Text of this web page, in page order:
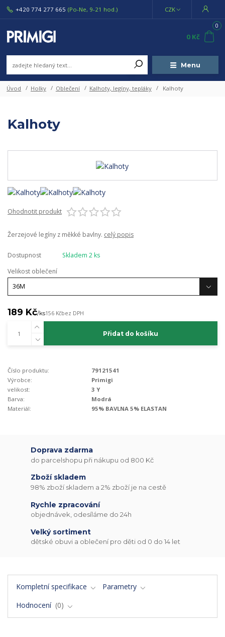
Menu
CZK
+420 774 277 665 (Po-Ne, 9-21 hod.)
0
0 Kč
Úvod Holky Oblečení Kalhoty, legíny, tepláky Kalhoty
Kalhoty
Ohodnotit produkt
Žerzejové legíny z měkké bavlny. celý popis
Dostupnost
Skladem 2 ks
Velikost oblečení
189 Kč/ks156 Kčbez DPH
Přidat do košíku
Číslo produktu:
79121541
Výrobce:
Primigi
velikost:
3 Y
Barva:
Modrá
Materiál:
95% BAVLNA 5% ELASTAN
Doprava zdarma
do parcelshopu při nákupu od 800 Kč
Zboží skladem
98% zboží skladem a 2% zboží je na cestě
Rychle zpracování
objednávek, odesíláme do 24h
Velký sortiment
dětské obuvi a oblečení pro děti od 0 do 14 let
Kompletní specifikace
Parametry
Hodnocení
0